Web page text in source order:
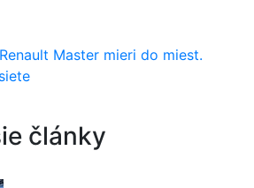
Master mieri do miest.
články